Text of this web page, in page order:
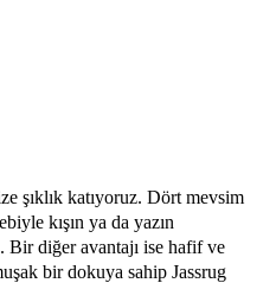
şıklık katıyoruz. Dört mevsim
kışın ya da yazın
diğer avantajı ise hafif ve
bir dokuya sahip Jassrug